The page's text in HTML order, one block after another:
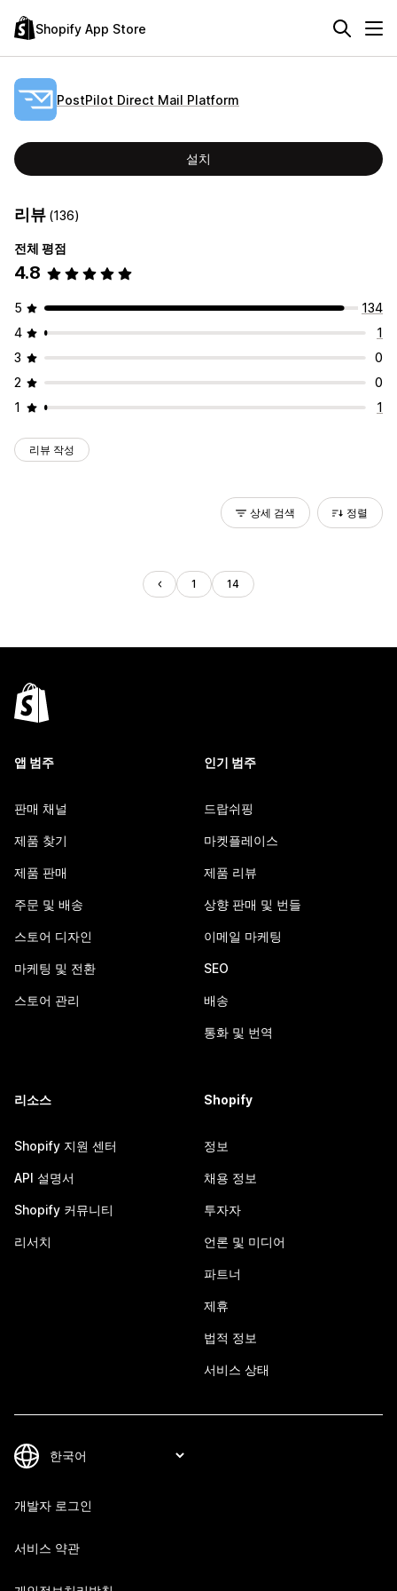
Shopify App Store
PostPilot Direct Mail Platform
설치
리뷰 (136)
전체 평점
4.8
5
134
4
1
3
0
2
0
1
1
리뷰 작성
상세 검색 정렬
1 14
앱 범주
판매 채널
제품 찾기
제품 판매
주문 및 배송
스토어 디자인
마케팅 및 전환
스토어 관리
인기 범주
드랍쉬핑
마켓플레이스
제품 리뷰
상향 판매 및 번들
이메일 마케팅
SEO
배송
통화 및 번역
리소스
Shopify 지원 센터
API 설명서
Shopify 커뮤니티
리서치
Shopify
정보
채용 정보
투자자
언론 및 미디어
파트너
제휴
법적 정보
서비스 상태
개발자 로그인
서비스 약관